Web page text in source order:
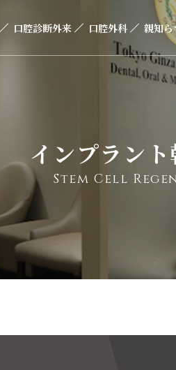
口腔診断外来 口腔外科 親知
インプラン
Stem Cell